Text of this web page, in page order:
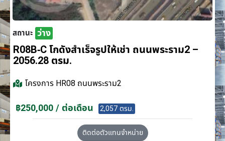
สถานะ ว่าง
R08B-C โกดังสำเร็จรูปให้เช่า ถนนพระราม2 –
2056.28 ตรม.
โครงการ HR08 ถนนพระราม2
฿250,000 / ต่อเดือน 2,057 ตรม.
ติดต่อตัวแทนจำหน่าย